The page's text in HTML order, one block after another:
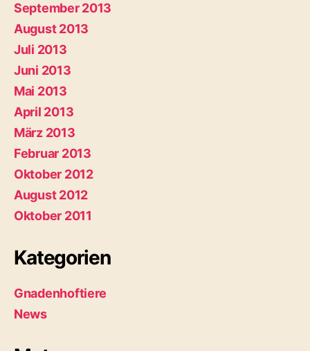
September 2013
August 2013
Juli 2013
Juni 2013
Mai 2013
April 2013
März 2013
Februar 2013
Oktober 2012
August 2012
Oktober 2011
Kategorien
Gnadenhoftiere
News